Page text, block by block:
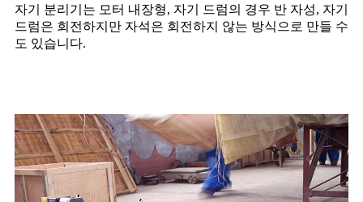
자기 분리기는 모터 내장형, 자기 드럼의 경우 반 자성, 자기
드럼은 회전하지만 자석은 회전하지 않는 방식으로 만들 수
도 있습니다.